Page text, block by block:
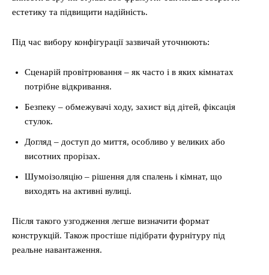
естетику та підвищити надійність.
Під час вибору конфігурації зазвичай уточнюють:
Сценарій провітрювання – як часто і в яких кімнатах
потрібне відкривання.
Безпеку – обмежувачі ходу, захист від дітей, фіксація
стулок.
Догляд – доступ до миття, особливо у великих або
висотних прорізах.
Шумоізоляцію – рішення для спалень і кімнат, що
виходять на активні вулиці.
Після такого узгодження легше визначити формат
конструкцій. Також простіше підібрати фурнітуру під
реальне навантаження.